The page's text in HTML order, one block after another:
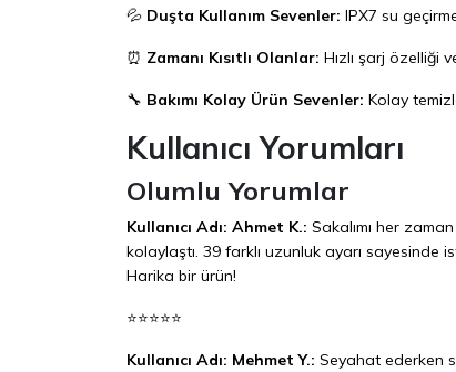
💦 Duşta Kullanım Sevenler: IPX7 su
⏰ Zamanı Kısıtlı Olanlar: Hızlı şarj özelliği
🔧 Bakımı Kolay Ürün Sevenler: Kolay
Kullanıcı Yorumları
Olumlu Yorumlar
Kullanıcı Adı: Ahmet K.: Sakalımı her
kolaylaştı. 39 farklı uzunluk ayarı sayesinde
Harika bir ürün!
⭐⭐⭐⭐⭐
Kullanıcı Adı: Mehmet Y.: Seyahat ederken